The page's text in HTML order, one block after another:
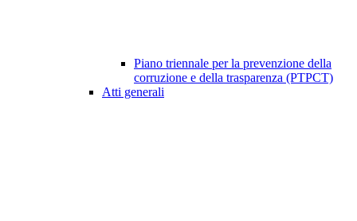
Piano triennale per la prevenzione della
corruzione e della trasparenza (PTPCT)
Atti generali